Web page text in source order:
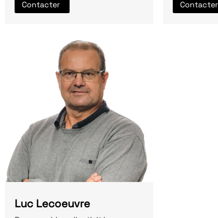
Contacter Contacter
Luc Lecoeuvre